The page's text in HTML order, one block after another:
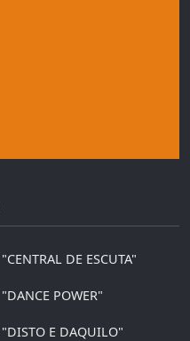
"CENTRAL DE ESCUTA"
"DANCE POWER"
"DISTO E DAQUILO"